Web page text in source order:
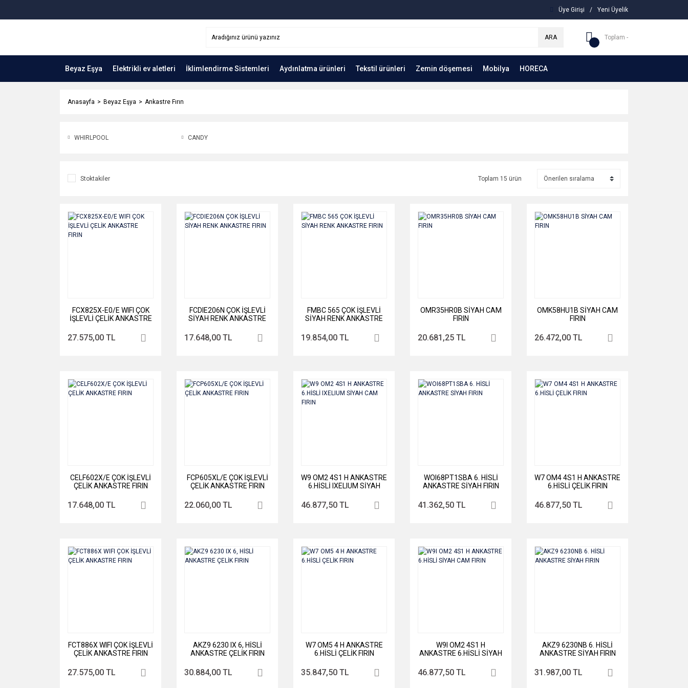
Üye Girişi / Yeni Üyelik
ARA Toplam -
Beyaz Eşya Elektrikli ev aletleri İklimlendirme Sistemleri Aydınlatma ürünleri Tekstil ürünleri Zemin döşemesi Mobilya HORECA
Anasayfa Beyaz Eşya Ankastre Fırın
WHIRLPOOL CANDY
Stoktakiler Toplam 15 ürün
FCX825X-E0/E WIFI ÇOK
İŞLEVLİ ÇELİK ANKASTRE
27.575,00 TL
FCDIE206N ÇOK İŞLEVLİ
SİYAH RENK ANKASTRE
17.648,00 TL
FMBC 565 ÇOK İŞLEVLİ
SİYAH RENK ANKASTRE
19.854,00 TL
OMR35HR0B SİYAH CAM
FIRIN
20.681,25 TL
OMK58HU1B SİYAH CAM
FIRIN
26.472,00 TL
CELF602X/E ÇOK İŞLEVLİ
ÇELİK ANKASTRE FIRIN
17.648,00 TL
FCP605XL/E ÇOK İŞLEVLİ
ÇELİK ANKASTRE FIRIN
22.060,00 TL
W9 OM2 4S1 H ANKASTRE
6.HİSLİ IXELIUM SİYAH
46.877,50 TL
WOI68PT1SBA 6. HİSLİ
ANKASTRE SİYAH FIRIN
41.362,50 TL
W7 OM4 4S1 H ANKASTRE
6.HİSLİ ÇELİK FIRIN
46.877,50 TL
FCT886X WIFI ÇOK İŞLEVLİ
ÇELİK ANKASTRE FIRIN
27.575,00 TL
AKZ9 6230 IX 6, HİSLİ
ANKASTRE ÇELİK FIRIN
30.884,00 TL
W7 OM5 4 H ANKASTRE
6.HİSLİ ÇELİK FIRIN
35.847,50 TL
W9I OM2 4S1 H
ANKASTRE 6.HİSLİ SİYAH
46.877,50 TL
AKZ9 6230NB 6. HİSLİ
ANKASTRE SİYAH FIRIN
31.987,00 TL